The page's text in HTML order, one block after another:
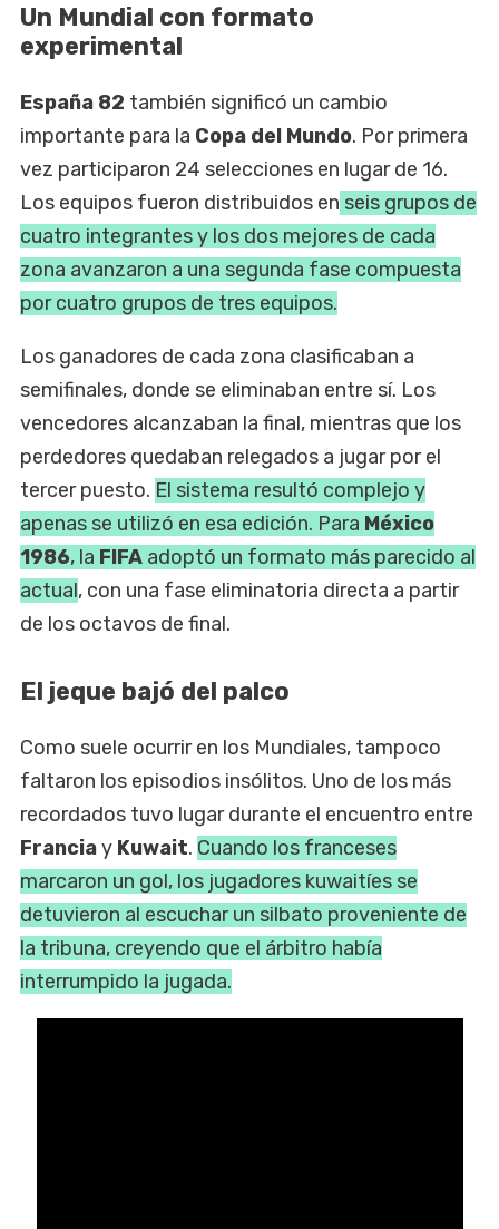
Un Mundial con formato
experimental
España 82 también significó un cambio
importante para la Copa del Mundo. Por primera
vez participaron 24 selecciones en lugar de 16.
Los equipos fueron distribuidos en seis grupos de
cuatro integrantes y los dos mejores de cada
zona avanzaron a una segunda fase compuesta
por cuatro grupos de tres equipos.
Los ganadores de cada zona clasificaban a
semifinales, donde se eliminaban entre sí. Los
vencedores alcanzaban la final, mientras que los
perdedores quedaban relegados a jugar por el
tercer puesto. El sistema resultó complejo y
apenas se utilizó en esa edición. Para México
1986, la FIFA adoptó un formato más parecido al
actual, con una fase eliminatoria directa a partir
de los octavos de final.
El jeque bajó del palco
Como suele ocurrir en los Mundiales, tampoco
faltaron los episodios insólitos. Uno de los más
recordados tuvo lugar durante el encuentro entre
Franciay Kuwait. Cuando los franceses
marcaron un gol, los jugadores kuwaitíes se
detuvieron al escuchar un silbato proveniente de
la tribuna, creyendo que el árbitro había
interrumpido la jugada.